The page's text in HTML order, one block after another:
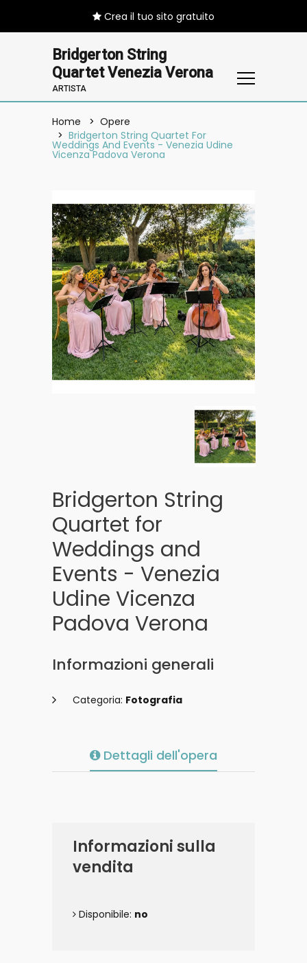
Crea il tuo sito gratuito
Bridgerton String
Quartet Venezia Verona
ARTISTA
Home
Opere
Bridgerton String Quartet For
Weddings And Events - Venezia Udine
Vicenza Padova Verona
Bridgerton String
Quartet for
Weddings and
Events - Venezia
Udine Vicenza
Padova Verona
Informazioni generali
Categoria: Fotografia
Dettagli dell'opera
Informazioni sulla
vendita
Disponibile: no